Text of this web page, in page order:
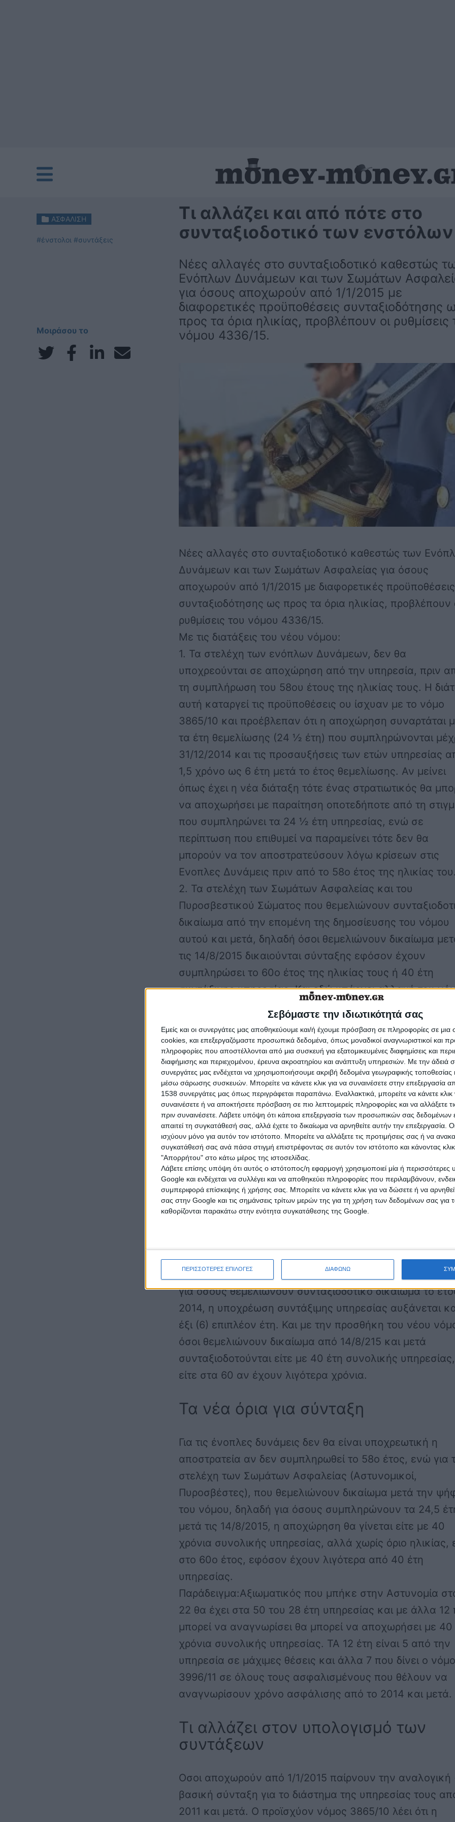
Σεβόμαστε την ιδιωτικότητά σας
Εμείς και οι συνεργάτες μας αποθηκεύουμε και/ή έχουμε πρόσβαση σε πληροφορίες σε
cookies, και επεξεργαζόμαστε προσωπικά δεδομένα, όπως μοναδικοί αναγνωριστικοί και
πληροφορίες που αποστέλλονται από μια συσκευή για εξατομικευμένες διαφημίσεις και
διαφήμισης και περιεχομένου, έρευνα ακροατηρίου και ανάπτυξη υπηρεσιών. Με την άδειά
συνεργάτες μας ενδέχεται να χρησιμοποιήσουμε ακριβή δεδομένα γεωγραφικής τοποθεσίας
μέσω σάρωσης συσκευών. Μπορείτε να κάνετε κλικ για να συναινέσετε στην επεξεργασία
1538 συνεργάτες μας όπως περιγράφεται παραπάνω. Εναλλακτικά, μπορείτε να κάνετε κλικ
συναινέσετε ή να αποκτήσετε πρόσβαση σε πιο λεπτομερείς πληροφορίες και να αλλάξετε
πριν συναινέσετε. Λάβετε υπόψη ότι κάποια επεξεργασία των προσωπικών σας δεδομένων
απαιτεί τη συγκατάθεσή σας, αλλά έχετε το δικαίωμα να αρνηθείτε αυτήν την επεξεργασία.
ισχύουν μόνο για αυτόν τον ιστότοπο. Μπορείτε να αλλάξετε τις προτιμήσεις σας ή να
συγκατάθεσή σας ανά πάσα στιγμή επιστρέφοντας σε αυτόν τον ιστότοπο και κάνοντας
"Απορρήτου" στο κάτω μέρος της ιστοσελίδας.
Λάβετε επίσης υπόψη ότι αυτός ο ιστότοπος/η εφαρμογή χρησιμοποιεί μία ή περισσότερες
Google και ενδέχεται να συλλέγει και να αποθηκεύει πληροφορίες που περιλαμβάνουν,
συμπεριφορά επίσκεψης ή χρήσης σας. Μπορείτε να κάνετε κλικ για να δώσετε ή να
σας στην Google και τις σημάνσεις τρίτων μερών της για τη χρήση των δεδομένων σας
καθορίζονται παρακάτω στην ενότητα συγκατάθεσης της Google.
ΠΕΡΙΣΣΟΤΕΡΕΣ ΕΠΙΛΟΓΕΣ ΔΙΑΦΩΝΩ
ΑΣΦΑΛΙΣΗ
#ένστολοι #συντάξεις
Μοιράσου το
Τι αλλάζει και από πότε στο
συνταξιοδοτικό των ενστόλων
Νέες αλλαγές στο συνταξιοδοτικό καθεστώς
Ενόπλων Δυνάμεων και των Σωμάτων
για όσους αποχωρούν από 1/1/2015 με
διαφορετικές προϋποθέσεις συνταξιοδότησης
προς τα όρια ηλικίας, προβλέπουν οι ρυθμίσεις
νόμου 4336/15.
Νέες αλλαγές στο συνταξιοδοτικό καθεστώς των
Δυνάμεων και των Σωμάτων Ασφαλείας για όσους
αποχωρούν από 1/1/2015 με διαφορετικές προϋποθέσεις
συνταξιοδότησης ως προς τα όρια ηλικίας, προβλέπουν
ρυθμίσεις του νόμου 4336/15.
Με τις διατάξεις του νέου νόμου:
1. Τα στελέχη των ενόπλων Δυνάμεων, δεν θα
υποχρεούνται σε αποχώρηση από την υπηρεσία, πριν
τη συμπλήρωση του 58ου έτους της ηλικίας τους. Η
αυτή καταργεί τις προϋποθέσεις ου ίσχυαν με το νόμο
3865/10 και προέβλεπαν ότι η αποχώρηση συναρτάται
τα έτη θεμελίωσης (24 ½ έτη) που συμπληρώνονται
31/12/2014 και τις προσαυξήσεις των ετών υπηρεσίας
1,5 χρόνο ως 6 έτη μετά το έτος θεμελίωσης. Αν μείνει
όπως έχει η νέα διάταξη τότε ένας στρατιωτικός θα
να αποχωρήσει με παραίτηση οποτεδήποτε από τη
που συμπληρώνει τα 24 ½ έτη υπηρεσίας, ενώ σε
περίπτωση που επιθυμεί να παραμείνει τότε δεν θα
μπορούν να τον αποστρατεύσουν λόγω κρίσεων στις
Ενοπλες Δυνάμεις πριν από το 58ο έτος της ηλικίας του.
2. Τα στελέχη των Σωμάτων Ασφαλείας και του
Πυροσβεστικού Σώματος που θεμελιώνουν
δικαίωμα από την επομένη της δημοσίευσης του νόμου
αυτού και μετά, δηλαδή όσοι θεμελιώνουν δικαίωμα
τις 14/8/2015 δικαιούνται σύνταξης εφόσον έχουν
συμπληρώσει το 60ο έτος της ηλικίας τους ή 40 έτη
συντάξιμης υπηρεσίας. Και εδώ υπάρχει αλλαγή του
χρόνια συνολικής υπηρεσίας ανεξαρτήτως ηλικίας,
για όσους θεμελιώνουν δικαίωμα από 1/1/2015, ενώ ο
νόμος παρατείνει το διάστημα της θεμελίωσης και άρα
περιορίζει την αύξηση του ορίου ηλικίας ή των ετών
ασφάλισης σε όσους θεμελιώνουν δικαίωμα μετά τις 14
Αυγούστου του 2015. Για τα στελέχη των Ενόπλων
Δυνάμεων, των Σωμάτων Ασφαλείας και του
Πυροσβεστικού Σώματος που θεμελιώνουν, ,
συνταξιοδοτικό δικαίωμα εντός του έτους 2011, με 24 ½
έτη υπηρεσίας η υποχρέωση συντάξιμης υπηρεσίας
αυξάνεται κατά ενάμισι (1 1/2) επιπλέον έτος. Για όσους
θεμελιώνουν συνταξιοδοτικό δικαίωμα το έτος 2012 η
δικαίωμα το έτος 2013, η υποχρέωση συντάξιμης
υπηρεσίας αυξάνεται κατά τεσσεράμισι (4 επιπλέον έτη
για όσους θεμελιώνουν συνταξιοδοτικό δικαίωμα το
2014, η υποχρέωση συντάξιμης υπηρεσίας αυξάνεται
έξι (6) επιπλέον έτη. Και με την προσθήκη του νέου
όσοι θεμελιώνουν δικαίωμα από 14/8/215 και μετά
συνταξιοδοτούνται είτε με 40 έτη συνολικής υπηρεσίας,
είτε στα 60 αν έχουν λιγότερα χρόνια.
Τα νέα όρια για σύνταξη
Για τις ένοπλες δυνάμεις δεν θα είναι υποχρεωτική η
αποστρατεία αν δεν συμπληρωθεί το 58ο έτος, ενώ για
στελέχη των Σωμάτων Ασφαλείας (Αστυνομικοί,
Πυροσβέστες), που θεμελιώνουν δικαίωμα μετά την
του νόμου, δηλαδή για όσους συμπληρώνουν τα 24,5
μετά τις 14/8/2015, η αποχώρηση θα γίνεται είτε με 40
χρόνια συνολικής υπηρεσίας, αλλά χωρίς όριο ηλικίας,
στο 60ο έτος, εφόσον έχουν λιγότερα από 40 έτη
υπηρεσίας.
Παράδειγμα:Αξιωματικός που μπήκε στην Αστυνομία
22 θα έχει στα 50 του 28 έτη υπηρεσίας και με άλλα 12
μπορεί να αναγνωρίσει θα μπορεί να αποχωρήσει με 40
χρόνια συνολικής υπηρεσίας. ΤΑ 12 έτη είναι 5 από την
υπηρεσία σε μάχιμες θέσεις και άλλα 7 που δίνει ο
3996/11 σε όλους τους ασφαλισμένους που θέλουν να
αναγνωρίσουν χρόνο ασφάλισης από το 2014 και μετά.
Τι αλλάζει στον υπολογισμό των
συντάξεων
Οσοι αποχωρούν από 1/1/2015 παίρνουν την αναλογική
βασική σύνταξη για το διάστημα της υπηρεσίας τους
2011 και μετά. Ο προϊσχύον νόμος 3865/10 λέει ότι η